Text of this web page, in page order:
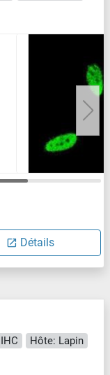
Détails
Hôte: Lapin